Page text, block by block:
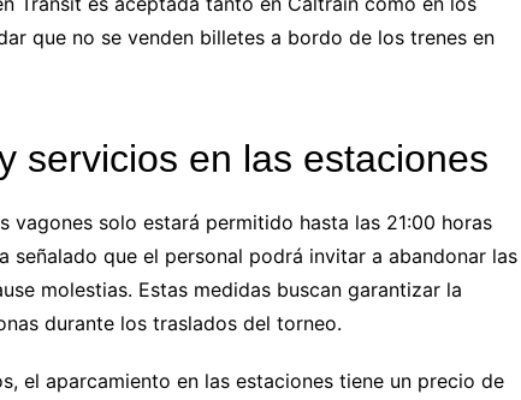
que no se venden billetes a bordo de los trenes en
servicios en las estaciones
vagones solo estará permitido hasta las 21:00 horas
señalado que el personal podrá invitar a abandonar las
molestias. Estas medidas buscan garantizar la
durante los traslados del torneo.
el aparcamiento en las estaciones tiene un precio de